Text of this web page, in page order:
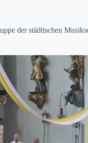
der städtis­chen